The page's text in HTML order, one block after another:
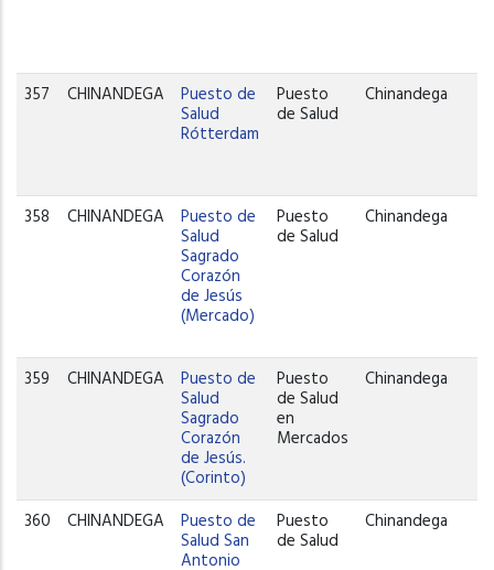
357 CHINANDEGA Puesto de
Salud
Rótterdam
Puesto
de Salud
Chinandega
358 CHINANDEGA Puesto de
Salud
Sagrado
Corazón
de Jesús
(Mercado)
Puesto
de Salud
Chinandega
359 CHINANDEGA Puesto de
Salud
Sagrado
Corazón
de Jesús.
(Corinto)
Puesto
de Salud
en
Mercados
Chinandega
360 CHINANDEGA Puesto de
Salud San
Antonio
Puesto
de Salud
Chinandega